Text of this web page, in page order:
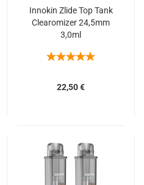
Innokin Zlide Top Tank
Clearomizer 24,5mm
3,0ml
22,50 €